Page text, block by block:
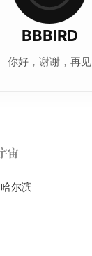
BBBIRD
你好，谢谢，再见
宙
尔滨